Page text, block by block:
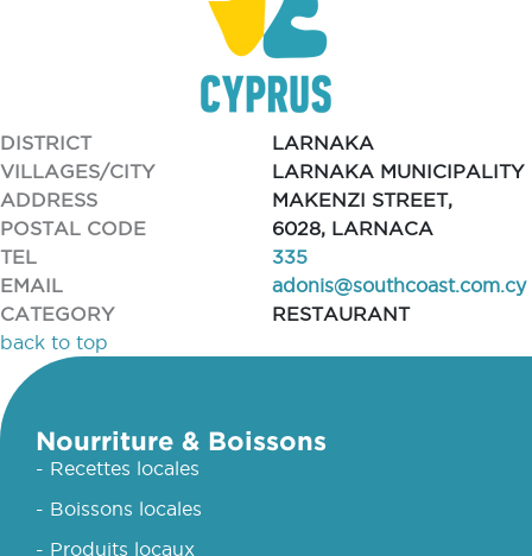
DISTRICT
LARNAKA
VILLAGES/CITY
LARNAKA MUNICIPALITY
ADDRESS
MAKENZI STREET,
POSTAL CODE
6028, LARNACA
TEL
335
EMAIL
adonis@southcoast.com.cy
CATEGORY
RESTAURANT
back to top
Nourriture & Boissons
- Recettes locales
- Boissons locales
- Produits locaux